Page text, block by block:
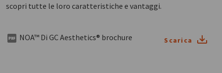
scopri tutte le loro caratteristiche e vantaggi.
NOA™ Di GC Aesthetics® brochure Scarica